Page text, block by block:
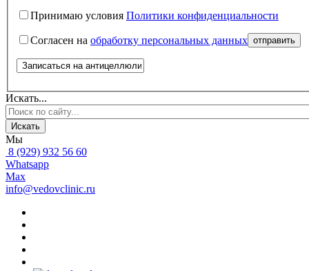
Принимаю условия Политики конфиденциальности
Согласен на обработку персональных данных отправить
Искать...
Искать
Мы
8 (929) 932 56 60
Whatsapp
Max
info@vedovclinic.ru